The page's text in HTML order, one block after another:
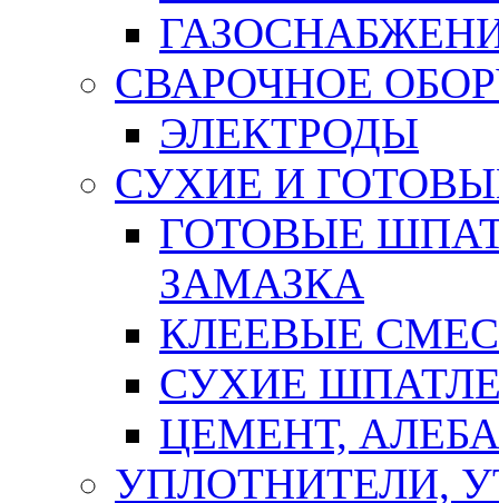
СВАРОЧНОЕ
ЭЛЕКТРОДЫ
СУХИЕ И
ГОТОВЫЕ
ЗАМАЗКА
КЛЕЕВЫЕ
СУХИЕ
ЦЕМЕНТ,
УПЛОТНИТЕЛИ,